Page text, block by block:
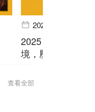
2025-04-02
2025【屯門按摩
境，壓力 bye
查看全部